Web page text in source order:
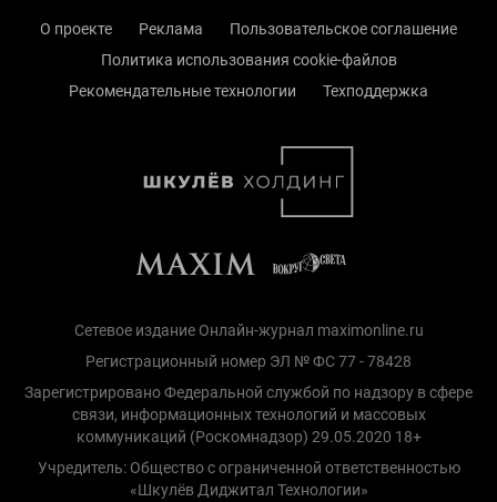
О проекте Реклама
Пользовательское соглашение
Политика использования cookie-файлов
Рекомендательные технологии
Техподдержка
Сетевое издание Онлайн-журнал maximonline.ru
Регистрационный номер ЭЛ № ФС 77 - 78428
Зарегистрировано Федеральной службой по надзору в сфере
связи, информационных технологий и массовых
коммуникаций (Роскомнадзор) 29.05.2020 18+
Учредитель: Общество с ограниченной ответственностью
«Шкулёв Диджитал Технологии»